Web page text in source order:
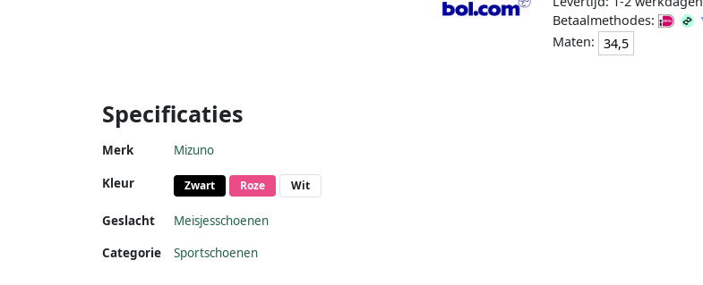
Betaalmethodes:
Maten: 34,5
Specificaties
Merk Mizuno
Kleur Zwart Roze Wit
Geslacht
Meisjesschoenen
Categorie
Sportschoenen